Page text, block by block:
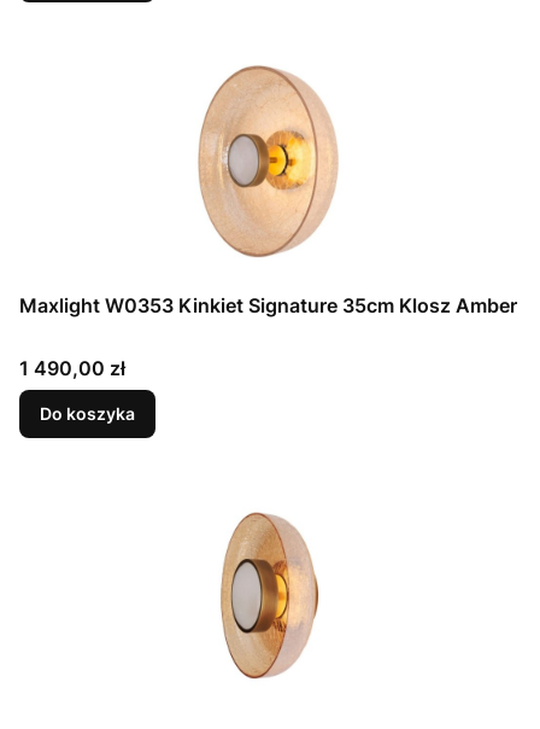
Maxlight W0353 Kinkiet Signature 35cm Klosz Amber
Cena
1 490,00 zł
Do koszyka